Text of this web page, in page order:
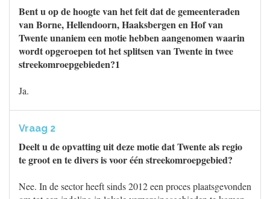
Bent u op de hoogte van het feit dat de gemeenteraden
van Borne, Hellendoorn, Haaksbergen en Hof van
Twente unaniem een motie hebben aangenomen waarin
wordt opgeroepen tot het splitsen van Twente in twee
streekomroepgebieden?1
Ja.
Vraag 2
Deelt u de opvatting uit deze motie dat Twente als regio
te groot en te divers is voor één streekomroepgebied?
Nee. In de sector heeft sinds 2012 een proces plaatsgevonden